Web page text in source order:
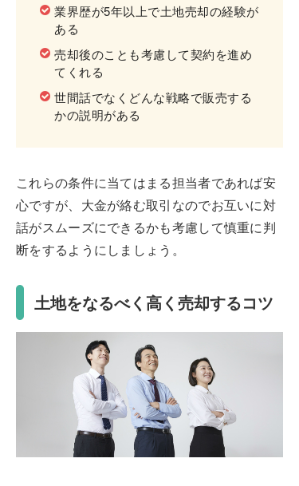
業界歴が5年以上で土地売却の経験が
ある
売却後のことも考慮して契約を進め
てくれる
世間話でなくどんな戦略で販売する
かの説明がある
これらの条件に当てはまる担当者であれば安
心ですが、大金が絡む取引なのでお互いに対
話がスムーズにできるかも考慮して慎重に判
断をするようにしましょう。
土地をなるべく高く売却するコツ